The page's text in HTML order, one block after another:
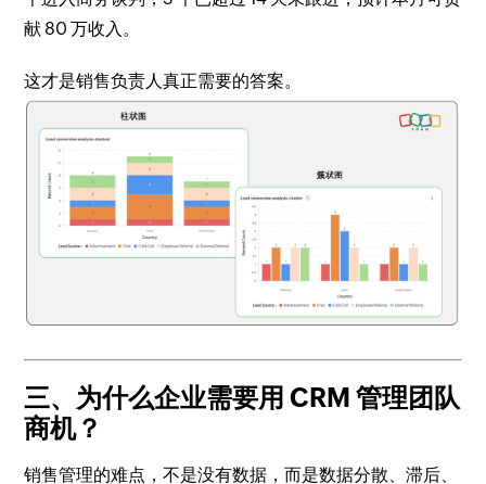
献 80 万收入。
这才是销售负责人真正需要的答案。
三、为什么企业需要用 CRM 管理团队
商机？
销售管理的难点，不是没有数据，而是数据分散、滞后、